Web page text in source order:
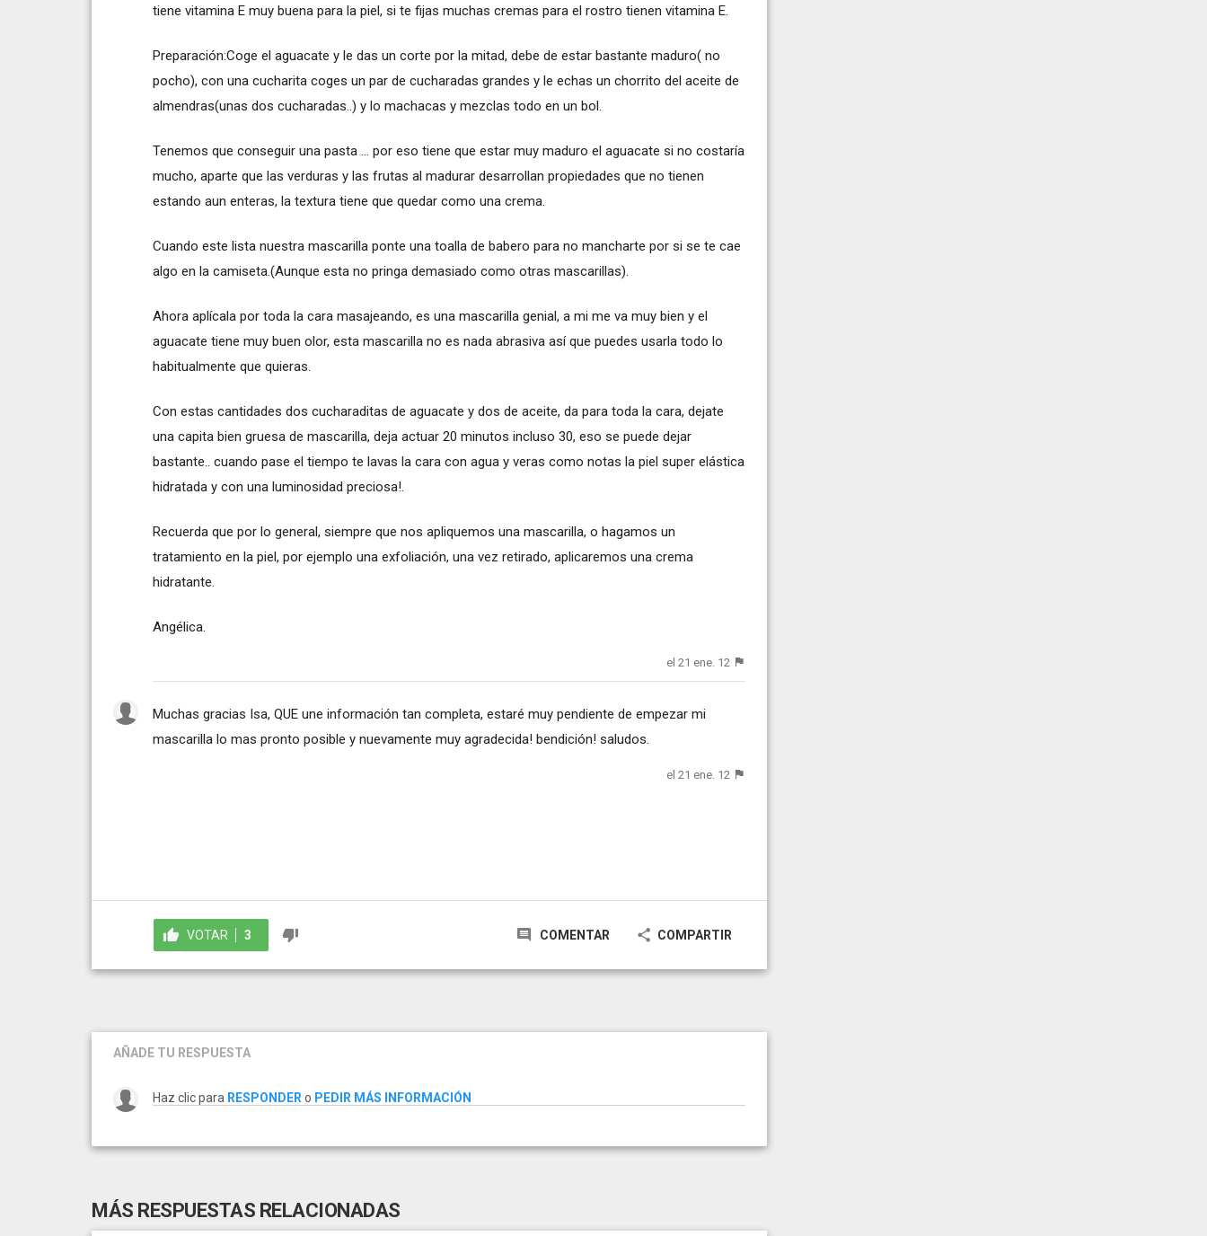
tiene vitamina E muy buena para la piel, si te fijas muchas cremas para el rostro tienen vitamina E.
Preparación:Coge el aguacate y le das un corte por la mitad, debe de estar bastante maduro( no
pocho), con una cucharita coges un par de cucharadas grandes y le echas un chorrito del aceite de
almendras(unas dos cucharadas..) y lo machacas y mezclas todo en un bol.
Tenemos que conseguir una pasta ... por eso tiene que estar muy maduro el aguacate si no costaría
mucho, aparte que las verduras y las frutas al madurar desarrollan propiedades que no tienen
estando aun enteras, la textura tiene que quedar como una crema.
Cuando este lista nuestra mascarilla ponte una toalla de babero para no mancharte por si se te cae
algo en la camiseta.(Aunque esta no pringa demasiado como otras mascarillas).
Ahora aplícala por toda la cara masajeando, es una mascarilla genial, a mi me va muy bien y el
aguacate tiene muy buen olor, esta mascarilla no es nada abrasiva así que puedes usarla todo lo
habitualmente que quieras.
Con estas cantidades dos cucharaditas de aguacate y dos de aceite, da para toda la cara, dejate
una capita bien gruesa de mascarilla, deja actuar 20 minutos incluso 30, eso se puede dejar
bastante.. cuando pase el tiempo te lavas la cara con agua y veras como notas la piel super elástica
hidratada y con una luminosidad preciosa!.
Recuerda que por lo general, siempre que nos apliquemos una mascarilla, o hagamos un
tratamiento en la piel, por ejemplo una exfoliación, una vez retirado, aplicaremos una crema
hidratante.
Angélica.
el 21 ene. 12
Muchas gracias Isa, QUE une información tan completa, estaré muy pendiente de empezar mi
mascarilla lo mas pronto posible y nuevamente muy agradecida! bendición! saludos.
el 21 ene. 12
VOTAR 3 COMENTAR COMPARTIR
AÑADE TU RESPUESTA
Haz clic para RESPONDERo PEDIR MÁS INFORMACIÓN
MÁS RESPUESTAS RELACIONADAS